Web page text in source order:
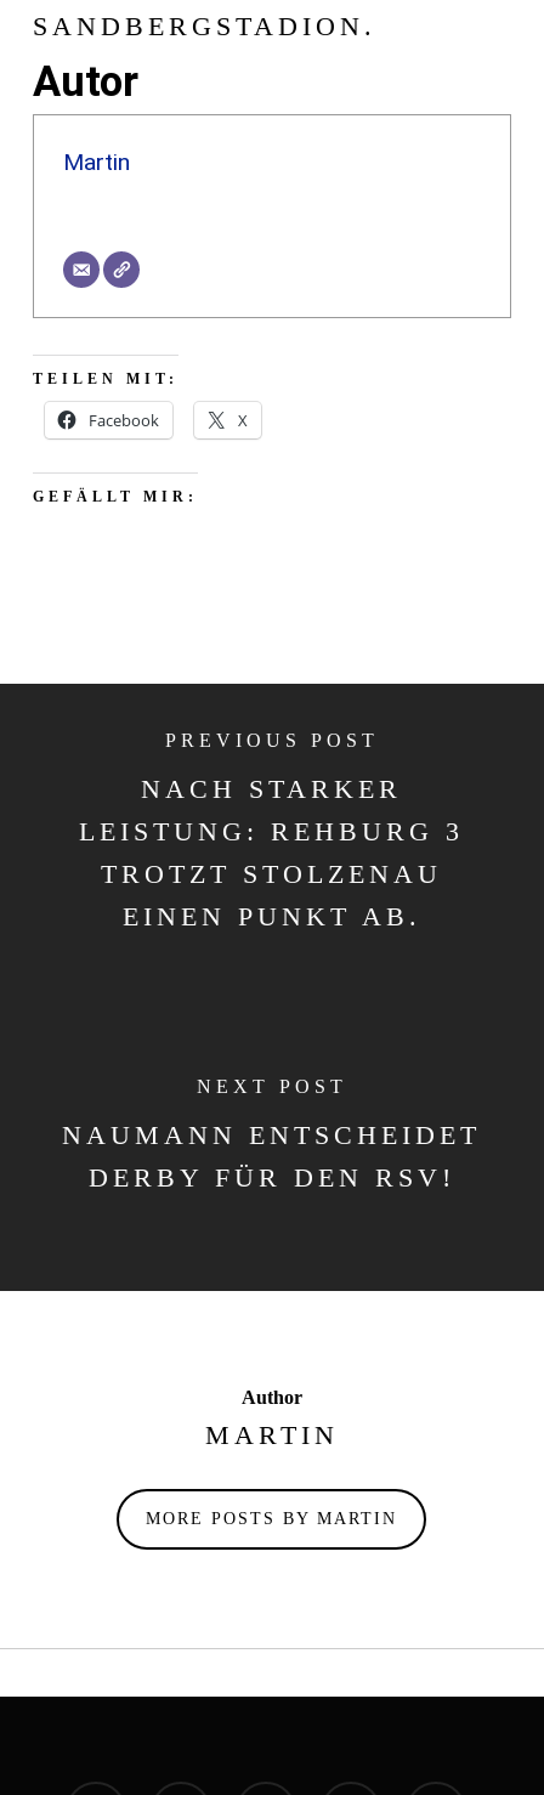
SANDBERGSTADION.
Autor
Martin
TEILEN MIT:
Facebook X
GEFÄLLT MIR:
PREVIOUS POST
NACH STARKER
LEISTUNG: REHBURG 3
TROTZT STOLZENAU
EINEN PUNKT AB.
NEXT POST
NAUMANN ENTSCHEIDET
DERBY FÜR DEN RSV!
Author
MARTIN
MORE POSTS BY MARTIN